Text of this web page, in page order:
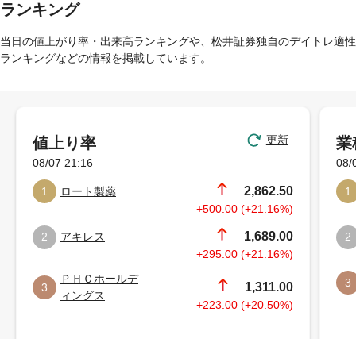
ランキング
当日の値上がり率・出来高ランキングや、松井証券独自のデイトレ適性
ランキングなどの情報を掲載しています。